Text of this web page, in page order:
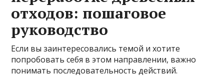
отходов: пошаговое
руководство
Если вы заинтересовались темой и хотите
попробовать себя в этом направлении, важно
понимать последовательность действий.